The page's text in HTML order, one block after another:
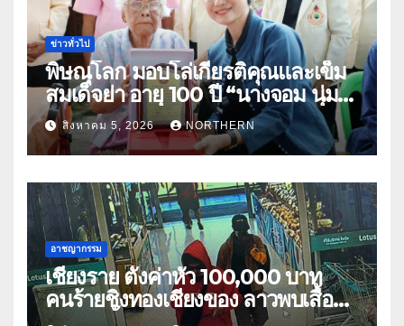
ข่าวทั่วไป
พิษณุโลก มอบโล่เกียรติคุณและเข็ม
สมเด็จย่า อายุ 100 ปี “นางจอม นุ่ม
เนตร” ตำบลบ้านกร่าง อำเภอเมือง
สิงหาคม 5, 2026 NORTHERN
อาชญากรรม
เชียงราย ตั้งค่าหัว 100,000 บาท
คนร้ายชิงทองเชียงของ ลาวพบเสื้อผ้า